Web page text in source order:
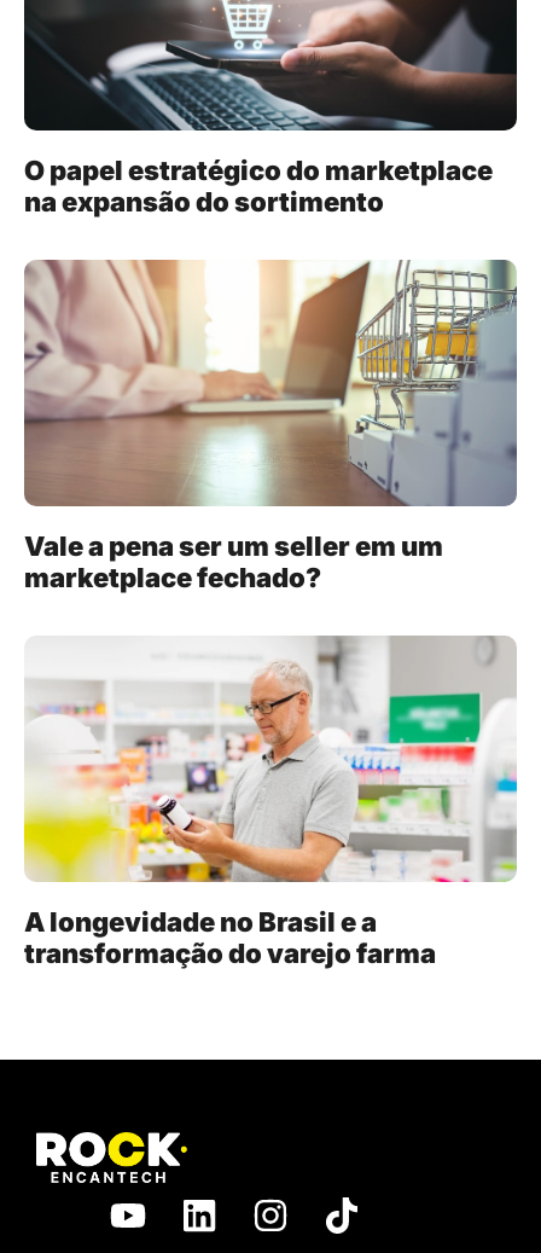
O papel estratégico do marketplace
na expansão do sortimento
Vale a pena ser um seller em um
marketplace fechado?
A longevidade no Brasil e a
transformação do varejo farma